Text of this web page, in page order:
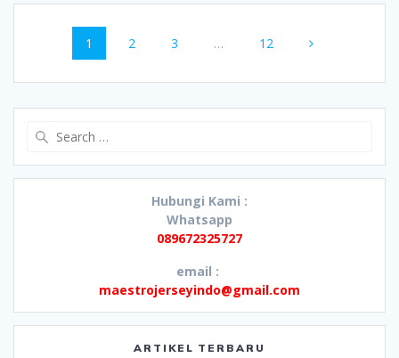
Posts
navigation
Page
1 Page
2 Page
3 … Page
12
Hubungi Kami :
Whatsapp
089672325727
email :
maestrojerseyindo@gmail.com
ARTIKEL TERBARU